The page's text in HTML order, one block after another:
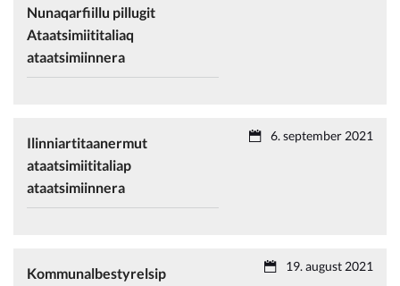
Nunaqarfiillu pillugit
Ataatsimiititaliaq
ataatsimiinnera
Ilinniartitaanermut
ataatsimiititaliap
ataatsimiinnera
6. september 2021
Kommunalbestyrelsip
19. august 2021